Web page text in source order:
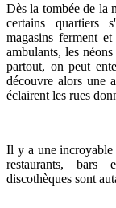
Dès la tombée de la
certains quartiers
magasins ferment
ambulants, les
partout, on peut
découvre alors une
éclairent les rues
Il y a une incroyable
restaurants, bars
discothèques sont